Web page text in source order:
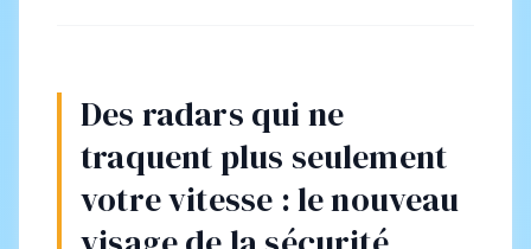
Des radars qui ne
traquent plus seulement
votre vitesse : le nouveau